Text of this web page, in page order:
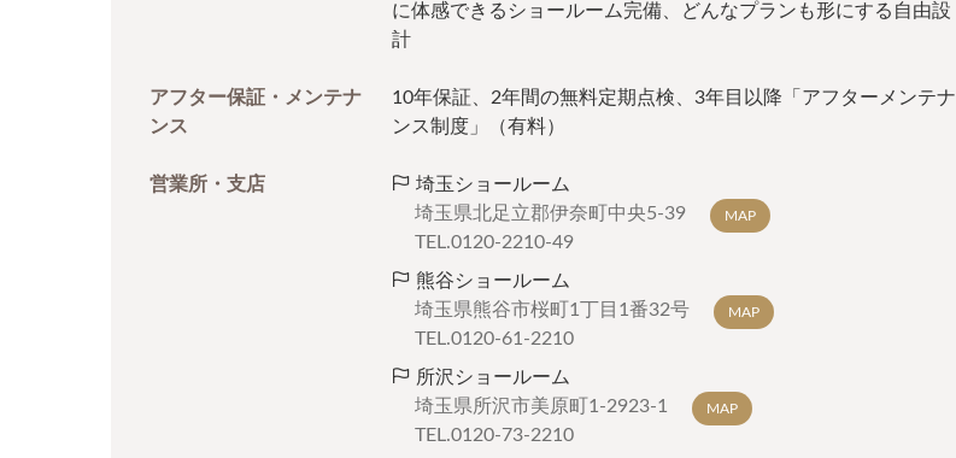
に体感できるショールーム完備、どんなプランも形にする自由設
計
アフター保証・メンテナ
ンス
10年保証、2年間の無料定期点検、3年目以降「アフターメンテナ
ンス制度」（有料）
営業所・支店
埼玉ショールーム
埼玉県北足立郡伊奈町中央5-39
TEL.0120-2210-49
MAP
熊谷ショールーム
埼玉県熊谷市桜町1丁目1番32号
TEL.0120-61-2210
MAP
所沢ショールーム
埼玉県所沢市美原町1-2923-1
TEL.0120-73-2210
MAP